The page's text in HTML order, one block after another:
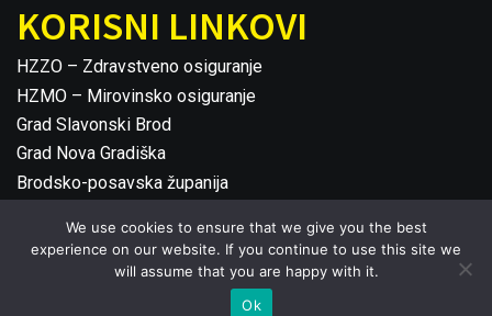
KORISNI LINKOVI
HZZO – Zdravstveno osiguranje
HZMO – Mirovinsko osiguranje
Grad Slavonski Brod
Grad Nova Gradiška
Brodsko-posavska županija
©2026 HVIDRA SB
We use cookies to ensure that we give you the best
experience on our website. If you continue to use this site we
will assume that you are happy with it.
Ok